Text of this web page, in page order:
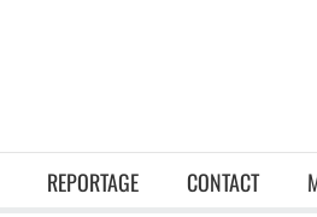
REPORTAGE CONTACT